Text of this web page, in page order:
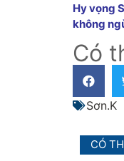
Hy vọng
không
Có
Sơn.K
CÓ